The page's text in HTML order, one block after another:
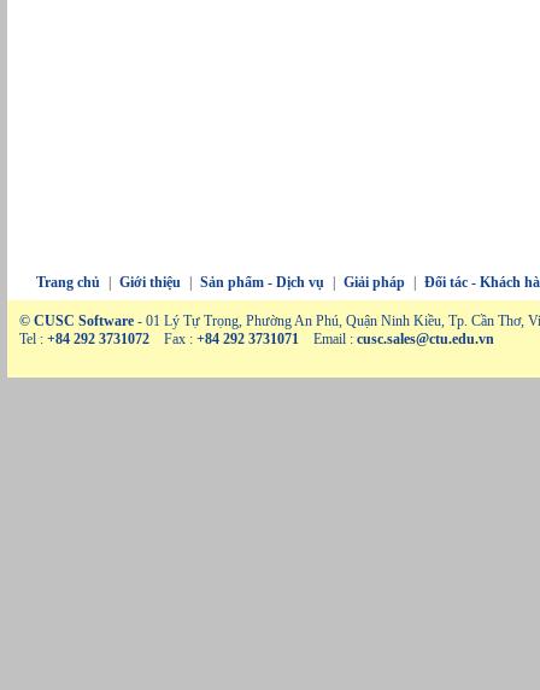
Trang chủ Giới thiệu Sản phẩm - Dịch vụ Giải pháp Đối tác - Khách
© CUSC Software - 01 Lý Tự Trọng, Phường An Phú, Quận Ninh Kiều, Tp. Cần Thơ,
Tel : +84 292 3731072 Fax : +84 292 3731071 Email : cusc.sales@ctu.edu.vn